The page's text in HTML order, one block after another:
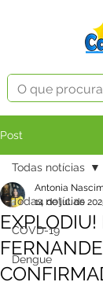
Post
Todas notícias
COVD-19
Dengue
Todas notícias
Antonia
14 de jul. de